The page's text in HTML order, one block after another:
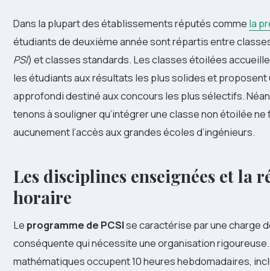
Dans la plupart des établissements réputés comme la
étudiants de deuxième année sont répartis entre
PSI) et classes standards. Les classes étoilées
les étudiants aux résultats les plus solides et proposent
approfondi destiné aux concours les plus sélectifs.
tenons à souligner qu’intégrer une classe non étoilée ne
aucunement l’accès aux grandes écoles d’ingénieurs.
Les disciplines enseignées et la
horaire
Le programme de PCSIse caractérise par une charge
conséquente qui nécessite une organisation
mathématiques occupent 10 heures hebdomadaires,